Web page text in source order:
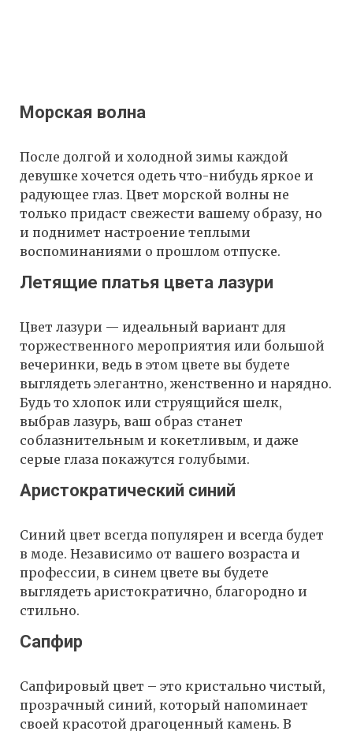
Морская волна
После долгой и холодной зимы каждой
девушке хочется одеть что-нибудь яркое и
радующее глаз. Цвет морской волны не
только придаст свежести вашему образу, но
и поднимет настроение теплыми
воспоминаниями о прошлом отпуске.
Летящие платья цвета лазури
Цвет лазури — идеальный вариант для
торжественного мероприятия или большой
вечеринки, ведь в этом цвете вы будете
выглядеть элегантно, женственно и нарядно.
Будь то хлопок или струящийся шелк,
выбрав лазурь, ваш образ станет
соблазнительным и кокетливым, и даже
серые глаза покажутся голубыми.
Аристократический синий
Синий цвет всегда популярен и всегда будет
в моде. Независимо от вашего возраста и
профессии, в синем цвете вы будете
выглядеть аристократично, благородно и
стильно.
Сапфир
Сапфировый цвет – это кристально чистый,
прозрачный синий, который напоминает
своей красотой драгоценный камень. В